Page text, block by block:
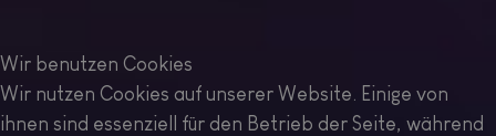
Wir benutzen Cookies
Wir nutzen Cookies auf unserer Website. Einige von
ihnen sind essenziell für den Betrieb der Seite, während